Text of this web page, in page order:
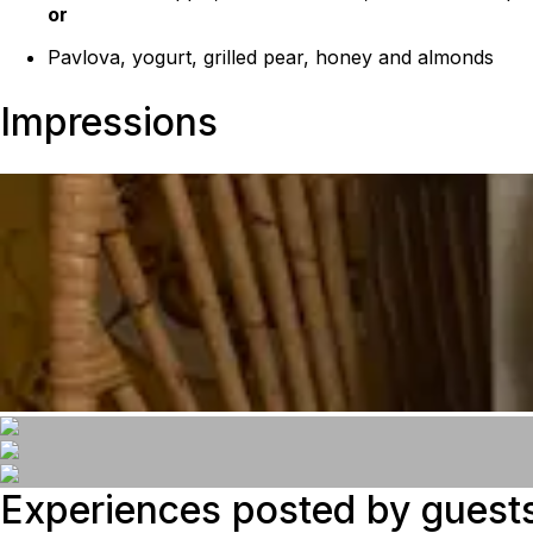
or
Pavlova, yogurt, grilled pear, honey and almonds
Impressions
Experiences posted by